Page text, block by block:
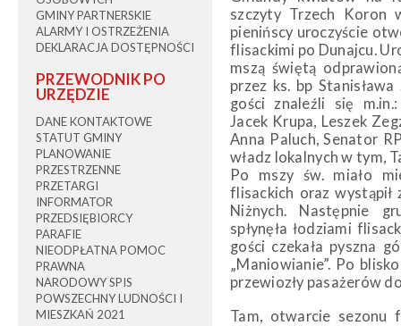
GMINY PARTNERSKIE
ALARMY I OSTRZEŻENIA
DEKLARACJA DOSTĘPNOŚCI
PRZEWODNIK PO
URZĘDZIE
DANE KONTAKTOWE
STATUT GMINY
PLANOWANIE
PRZESTRZENNE
PRZETARGI
INFORMATOR
PRZEDSIĘBIORCY
PARAFIE
NIEODPŁATNA POMOC
PRAWNA
NARODOWY SPIS
POWSZECHNY LUDNOŚCI I
MIESZKAŃ 2021
szczyty Trzech
pienińscy uroczyście
flisackimi po Dunajcu.
mszą świętą
przez ks. bp
gości znaleźli się
Jacek Krupa, Leszek
Anna Paluch, Senator
władz lokalnych w tym,
Po mszy św. miało
flisackich oraz wystąpił
Niżnych. Następnie
spłynęła łodziami
gości czekała pyszna
„Maniowianie”. Po
przewiozły pasażerów
Tam, otwarcie sezonu